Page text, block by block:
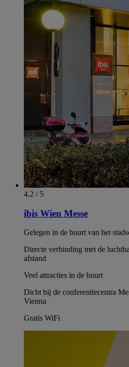
4.2 / 5
ibis Wien Messe
Gelegen in de buurt van het
Directe verbinding met de
afstand
Veel attracties in de buurt
Dicht bij de conferentiecentra
Vienna
Gratis WiFi